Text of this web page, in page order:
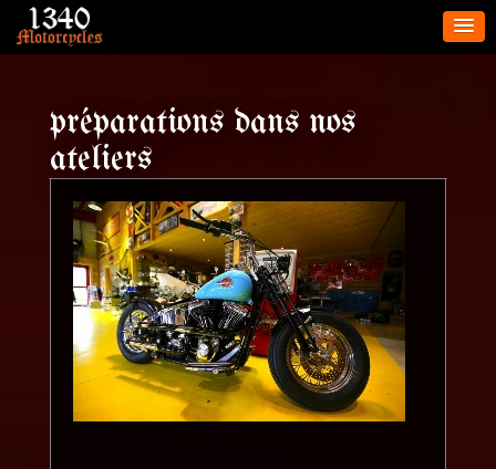
préparations dans nos
ateliers